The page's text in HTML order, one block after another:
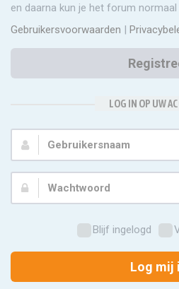
en daarna kun je het forum normaal
Gebruikersvoorwaarden |
LOG IN OP UW
Gebruikersnaam:
Wachtwoord:
Blijf ingelogd
Log mij